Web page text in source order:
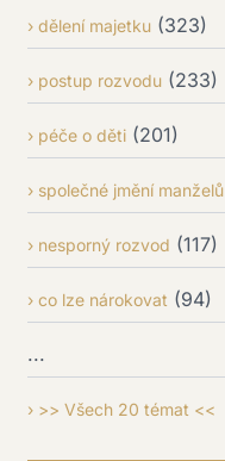
dělení majetku (323)
postup rozvodu (233)
péče o děti (201)
společné jmění manželů
nesporný rozvod (117)
co lze nárokovat (94)
...
>> Všech 20 témat <<